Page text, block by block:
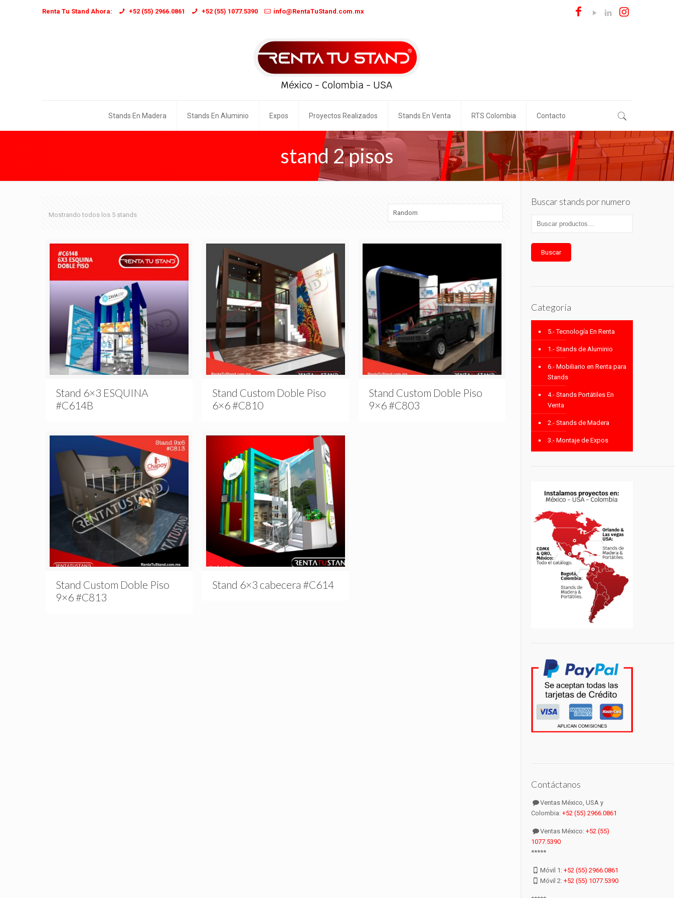
Renta Tu Stand Ahora: +52 (55) 2966.0861 +52 (55) 1077.5390 info@RentaTuStand.com.mx
Stands En Madera Stands En Aluminio Expos Proyectos Realizados Stands En Venta RTS Colombia Contacto
stand 2 pisos
Mostrando todos los 5 stands
Stand 6×3 ESQUINA
#C614B
Stand Custom Doble Piso
6×6 #C810
Stand Custom Doble Piso
9×6 #C803
Stand Custom Doble Piso
9×6 #C813
Stand 6×3 cabecera #C614
Buscar stands por numero
Buscar
Categoría
5.- Tecnología En Renta
1.- Stands de Aluminio
6.- Mobiliario en Renta para
Stands
4.- Stands Portátiles En
Venta
2.- Stands de Madera
3.- Montaje de Expos
Contáctanos
Ventas México, USA y
Colombia: +52 (55) 2966.0861
Ventas México:+52 (55)
1077.5390
*****
Móvil 1:+52 (55) 2966.0861
Móvil 2:+52 (55) 1077.5390